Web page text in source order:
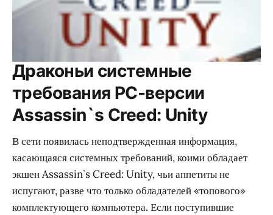
Драконьи системные
требования PC-версии
Assassin`s Creed: Unity
В сети появилась неподтвержденная информация,
касающаяся системных требований, коими обладает
экшен Assassin`s Creed: Unity, чьи аппетиты не
испугают, разве что только обладателей «топового»
комплектующего компьютера. Если поступившие